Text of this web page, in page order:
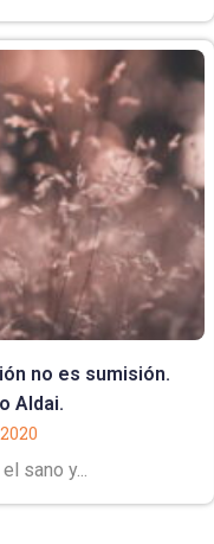
no es sumisión.
Aldai.
sano y...